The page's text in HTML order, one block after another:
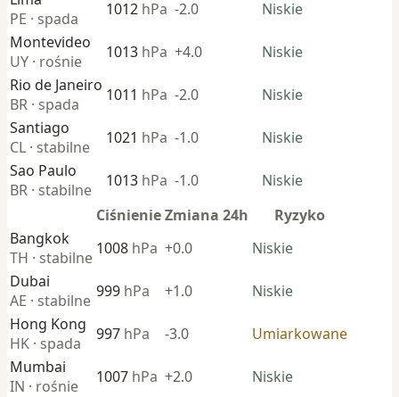
PE · spada
1012 hPa -2.0
Niskie
Montevideo
UY · rośnie
1013 hPa +4.0
Niskie
Rio de Janeiro
BR · spada
1011 hPa -2.0
Niskie
Santiago
CL · stabilne
1021 hPa -1.0
Niskie
Sao Paulo
BR · stabilne
1013 hPa -1.0
Niskie
CiśnienieZmiana 24h
Ryzyko
Bangkok
TH · stabilne 1008 hPa +0.0
Niskie
Dubai
AE · stabilne 999 hPa +1.0
Niskie
Hong Kong
HK · spada
997 hPa -3.0
Umiarkowane
Mumbai
IN · rośnie
1007 hPa +2.0
Niskie